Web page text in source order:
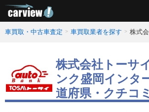
車買取・中古車査定 車買取業者を探す 株式
株式会社トー
ンク盛岡インタ
道府県・クチコ